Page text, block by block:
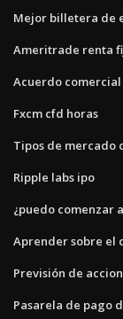
Mejor billetera de
Ameritrade renta
Acuerdo comercial
Fxcm cfd horas
Tipos de mercado
Ripple labs ipo
¿puedo comenzar
Aprender sobre el
Previsión de
Pasarela de pago